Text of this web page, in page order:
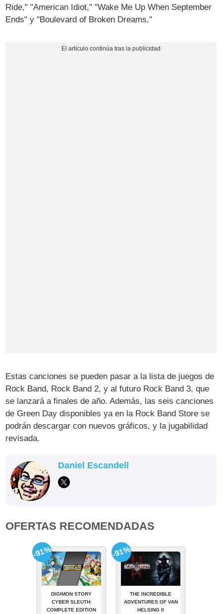
Ride," "American Idiot," "Wake Me Up When September
Ends" y "Boulevard of Broken Dreams."
Estas canciones se pueden pasar a la lista de juegos de
Rock Band, Rock Band 2, y al futuro Rock Band 3, que
se lanzará a finales de año. Además, las seis canciones
de Green Day disponibles ya en la Rock Band Store se
podrán descargar con nuevos gráficos, y la jugabilidad
revisada.
Daniel Escandell
OFERTAS RECOMENDADAS
DIGIMON STORY
CYBER SLEUTH:
COMPLETE EDITION
-91%
THE INCREDIBLE
ADVENTURES OF VAN
HELSING II
-91%